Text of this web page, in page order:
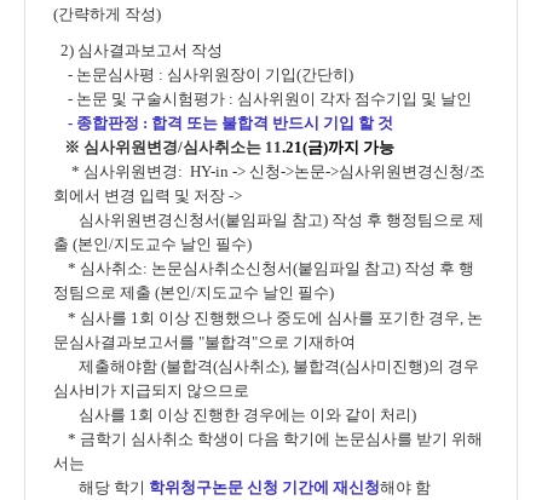
(간략하게 작성)
2) 심사결과보고서 작성
- 논문심사평 : 심사위원장이 기입(간단히)
- 논문 및 구술시험평가 : 심사위원이 각자 점수기입 및 날인
- 종합판정 : 합격 또는 불합격 반드시 기입 할 것
※ 심사위원변경/심사취소는 11.21(금)까지 가능
* 심사위원변경: HY-in -> 신청->논문->심사위원변경신청/조
회에서 변경 입력 및 저장 ->
심사위원변경신청서(붙임파일 참고) 작성 후 행정팀으로 제
출 (본인/지도교수 날인 필수)
* 심사취소: 논문심사취소신청서(붙임파일 참고) 작성 후 행
정팀으로 제출 (본인/지도교수 날인 필수)
* 심사를 1회 이상 진행했으나 중도에 심사를 포기한 경우, 논
문심사결과보고서를 "불합격"으로 기재하여
제출해야함 (불합격(심사취소), 불합격(심사미진행)의 경우
심사비가 지급되지 않으므로
심사를 1회 이상 진행한 경우에는 이와 같이 처리)
* 금학기 심사취소 학생이 다음 학기에 논문심사를 받기 위해
서는
해당 학기 학위청구논문 신청 기간에 재신청해야 함